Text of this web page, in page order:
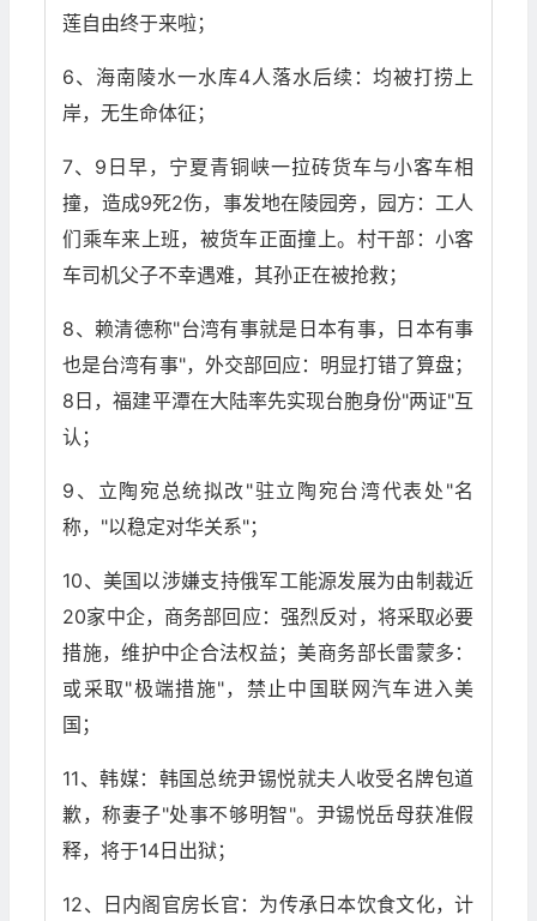
莲自由终于来啦；
6、海南陵水一水库4人落水后续：均被打捞上
岸，无生命体征；
7、9日早，宁夏青铜峡一拉砖货车与小客车相
撞，造成9死2伤，事发地在陵园旁，园方：工人
们乘车来上班，被货车正面撞上。村干部：小客
车司机父子不幸遇难，其孙正在被抢救；
8、赖清德称"台湾有事就是日本有事，日本有事
也是台湾有事"，外交部回应：明显打错了算盘；
8日，福建平潭在大陆率先实现台胞身份"两证"互
认；
9、立陶宛总统拟改"驻立陶宛台湾代表处"名
称，"以稳定对华关系"；
10、美国以涉嫌支持俄军工能源发展为由制裁近
20家中企，商务部回应：强烈反对，将采取必要
措施，维护中企合法权益；美商务部长雷蒙多：
或采取"极端措施"，禁止中国联网汽车进入美
国；
11、韩媒：韩国总统尹锡悦就夫人收受名牌包道
歉，称妻子"处事不够明智"。尹锡悦岳母获准假
释，将于14日出狱；
12、日内阁官房长官：为传承日本饮食文化，计